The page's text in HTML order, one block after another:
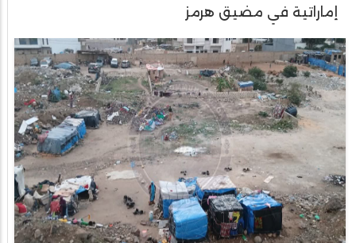
إماراتية في مضيق هرمز